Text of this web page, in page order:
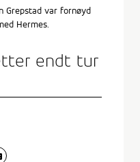
Grepstad var fornøyd
Hermes.
endt tur